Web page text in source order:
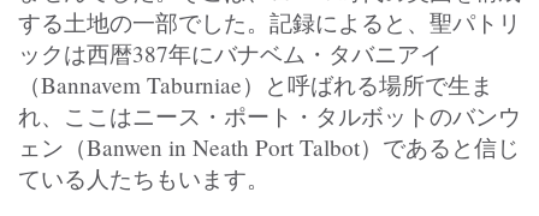
する土地の一部でした。記録によると、聖パトリ
ックは西暦387年にバナベム・タバニアイ
（Bannavem Taburniae）と呼ばれる場所で生ま
れ、ここはニース・ポート・タルボットのバンウ
ェン（Banwen in Neath Port Talbot）であると信じ
ている人たちもいます。